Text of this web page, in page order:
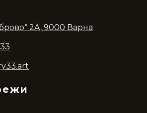
2A, 9000 Варна